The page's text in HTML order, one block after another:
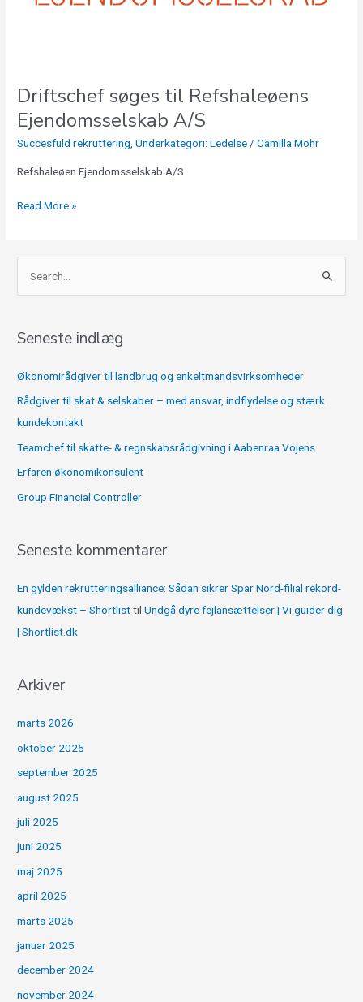
Driftschef søges til Refshaleøens
Ejendomsselskab A/S
Succesfuld rekruttering,Underkategori: Ledelse/Camilla Mohr
Refshaleøen Ejendomsselskab A/S
Read More »
e
Seneste indlæg
Økonomirådgiver til landbrug og enkeltmandsvirksomheder
Rådgiver til skat & selskaber – med ansvar, indflydelse og stærk
kundekontakt
Teamchef til skatte- & regnskabsrådgivning i Aabenraa Vojens
Erfaren økonomikonsulent
Group Financial Controller
Seneste kommentarer
En gylden rekrutteringsalliance: Sådan sikrer Spar Nord-filial rekord-
kundevækst – ShortlisttilUndgå dyre fejlansættelser | Vi guider dig
| Shortlist.dk
Arkiver
marts 2026
oktober 2025
september 2025
august 2025
juli 2025
juni 2025
maj 2025
april 2025
marts 2025
januar 2025
december 2024
november 2024